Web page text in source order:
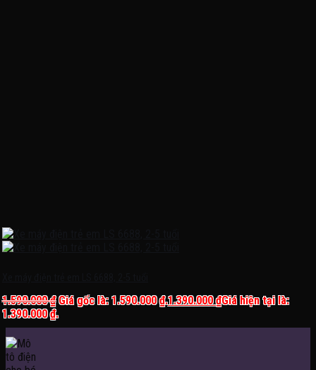
1.590.000₫ Giá gốc là: 1.590.000 ₫.1.390.000₫Giá hiện tại là:
1.390.000 ₫.